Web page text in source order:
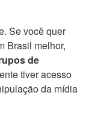
Se você quer
Brasil melhor,
de
tiver acesso
da mídia